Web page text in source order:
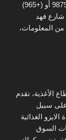
كوالتي فيجن عبر الأرقام التالية: (+965) 98799022 أو (+965)
شارع فهد
من المعلومات،
الأغذية، تقدم
على سبيل
الغذائية
السوق